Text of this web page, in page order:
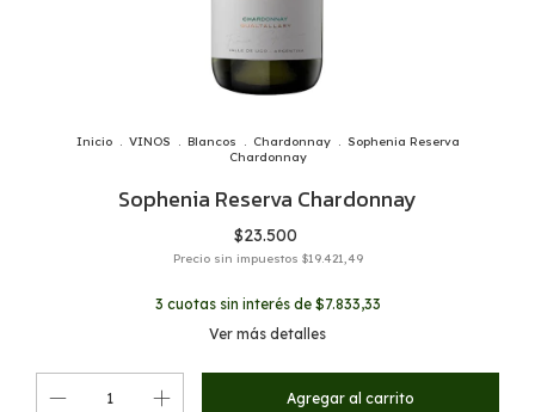
Inicio . VINOS . Blancos . Chardonnay . Sophenia Reserva
Chardonnay
Sophenia Reserva Chardonnay
$23.500
Precio sin impuestos $19.421,49
3 cuotas sin interés de $7.833,33
Ver más detalles